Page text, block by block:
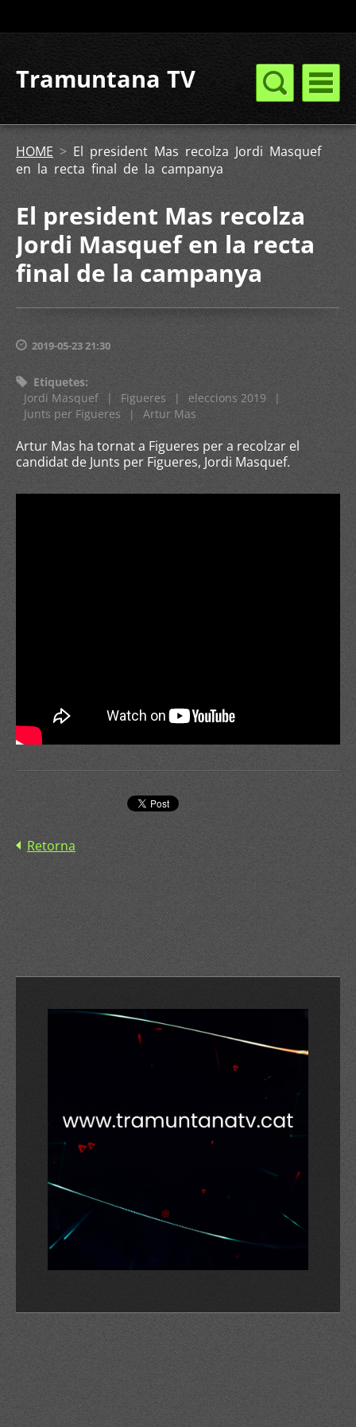
Tramuntana TV
HOME > El president Mas recolza Jordi Masquef
en la recta final de la campanya
El president Mas recolza
Jordi Masquef en la recta
final de la campanya
2019-05-23 21:30
Etiquetes:
Jordi Masquef
| Figueres | eleccions 2019
|
Junts per Figueres | Artur Mas
Artur Mas ha tornat a Figueres per a recolzar el
candidat de Junts per Figueres, Jordi Masquef.
Retorna